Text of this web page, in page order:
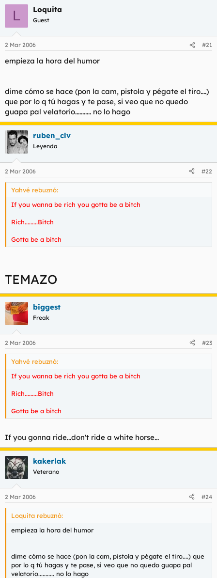
L Loquita
Guest
2 Mar 2006 #21
empieza la hora del humor
dime cómo se hace (pon la cam, pistola y pégate el tiro....)
que por lo q tú hagas y te pase, si veo que no quedo
guapa pal velatorio........... no lo hago
ruben_clv
Leyenda
2 Mar 2006 #22
Yahvé rebuznó:
If you wanna be rich you gotta be a bitch
Rich.........Bitch
Gotta be a bitch
TEMAZO
biggest
Freak
2 Mar 2006 #23
Yahvé rebuznó:
If you wanna be rich you gotta be a bitch
Rich.........Bitch
Gotta be a bitch
If you gonna ride...don't ride a white horse...
kakerlak
Veterano
2 Mar 2006 #24
Loquita rebuznó:
empieza la hora del humor
dime cómo se hace (pon la cam, pistola y pégate el tiro....) que
por lo q tú hagas y te pase, si veo que no quedo guapa pal
velatorio........... no lo hago